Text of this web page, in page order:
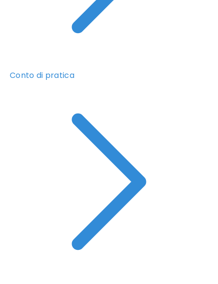
Conto di pratica